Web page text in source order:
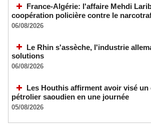
France-Algérie: l'affaire Mehdi
coopération policière contre le
06/08/2026
Le Rhin s'assèche, l'industrie
solutions
06/08/2026
Les Houthis affirment avoir visé un
pétrolier saoudien en une journée
05/08/2026